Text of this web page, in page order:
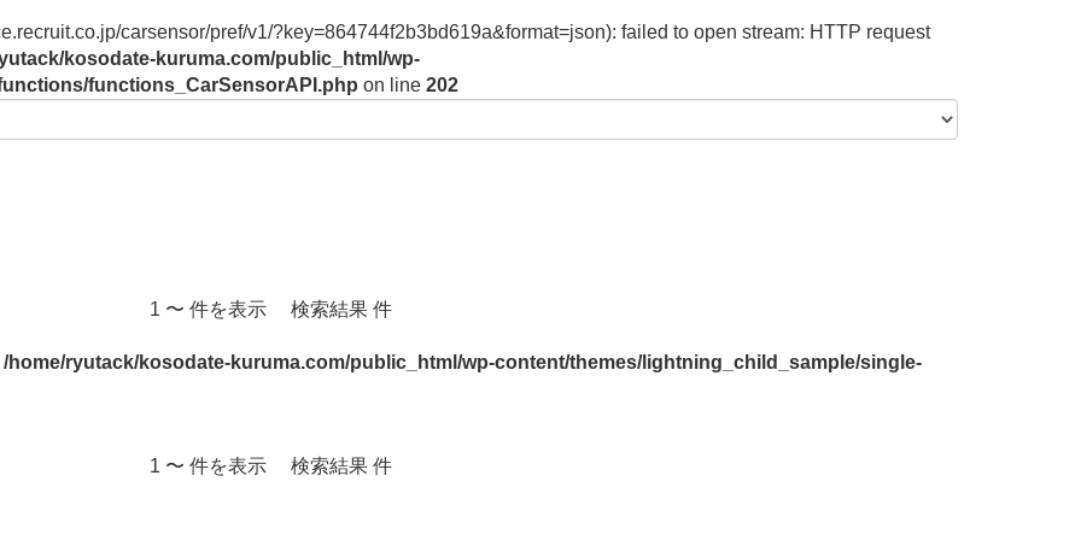
carsensor/pref/v1/?key=864744f2b3bd619a&format=json): failed to open stream: HTTP request
kosodate-kuruma.com/public_html/wp-
functions_CarSensorAPI.php on line 202
1 〜 件を表示 検索結果 件
/home/ryutack/kosodate-kuruma.com/public_html/wp-content/themes/lightning_child_sample/single-
1 〜 件を表示 検索結果 件